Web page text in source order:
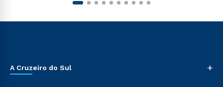
A Cruzeiro do Sul +